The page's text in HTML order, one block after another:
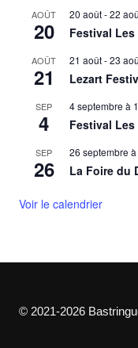
AOÛT
20
20 août-22
Festival Les
AOÛT
21
21 août-23
Lezart
SEP
4
4 septembre à
Festival
SEP
26
26 septembre
La Foire du
Voir le calendrier
© 2021-2026